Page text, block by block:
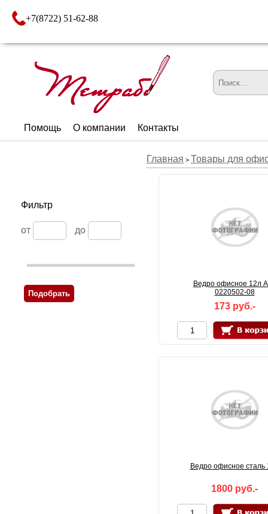
+7(8722) 51-62-88
Помощь О компании Контакты
Главная > Товары для
Фильтр
от до
Ведро офисное 12л
0220502-08
173 руб.-
Ведро офисное сталь
1800 руб.-